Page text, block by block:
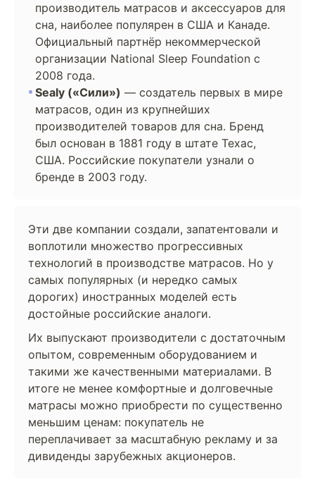
производитель матрасов и аксессуаров для
сна, наиболее популярен в США и Канаде.
Официальный партнёр некоммерческой
организации National Sleep Foundation с
2008 года.
Sealy («Сили») — создатель первых в мире
матрасов, один из крупнейших
производителей товаров для сна. Бренд
был основан в 1881 году в штате Техас,
США. Российские покупатели узнали о
бренде в 2003 году.
Эти две компании создали, запатентовали и
воплотили множество прогрессивных
технологий в производстве матрасов. Но у
самых популярных (и нередко самых
дорогих) иностранных моделей есть
достойные российские аналоги.
Их выпускают производители с достаточным
опытом, современным оборудованием и
такими же качественными материалами. В
итоге не менее комфортные и долговечные
матрасы можно приобрести по существенно
меньшим ценам: покупатель не
переплачивает за масштабную рекламу и за
дивиденды зарубежных акционеров.